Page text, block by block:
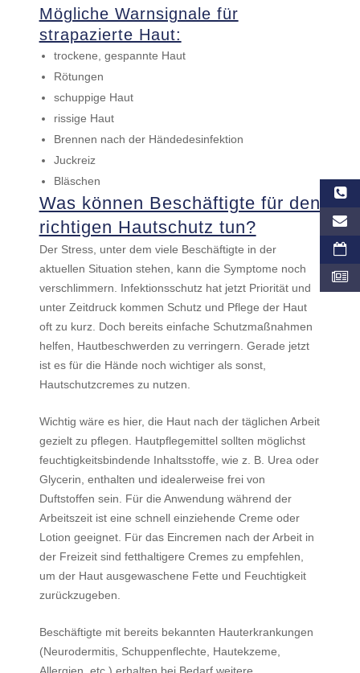
Mögliche Warnsignale für
strapazierte Haut:
trockene, gespannte Haut
Rötungen
schuppige Haut
rissige Haut
Brennen nach der Händedesinfektion
Juckreiz
Bläschen
Was können Beschäftigte für den
richtigen Hautschutz tun?
Der Stress, unter dem viele Beschäftigte in der
aktuellen Situation stehen, kann die Symptome noch
verschlimmern. Infektionsschutz hat jetzt Priorität und
unter Zeitdruck kommen Schutz und Pflege der Haut
oft zu kurz. Doch bereits einfache Schutzmaßnahmen
helfen, Hautbeschwerden zu verringern. Gerade jetzt
ist es für die Hände noch wichtiger als sonst,
Hautschutzcremes zu nutzen.
Wichtig wäre es hier, die Haut nach der täglichen Arbeit
gezielt zu pflegen. Hautpflegemittel sollten möglichst
feuchtigkeitsbindende Inhaltsstoffe, wie z. B. Urea oder
Glycerin, enthalten und idealerweise frei von
Duftstoffen sein. Für die Anwendung während der
Arbeitszeit ist eine schnell einziehende Creme oder
Lotion geeignet. Für das Eincremen nach der Arbeit in
der Freizeit sind fetthaltigere Cremes zu empfehlen,
um der Haut ausgewaschene Fette und Feuchtigkeit
zurückzugeben.
Beschäftigte mit bereits bekannten Hauterkrankungen
(Neurodermitis, Schuppenflechte, Hautekzeme,